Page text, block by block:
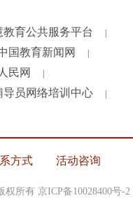
教育公共服务平台 |
国教育新闻网 |
人民网 |
导员网络培训中心 |
方式 活动咨询
权所有 京ICP备10028400号-2